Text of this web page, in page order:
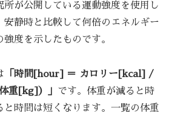
所が公開している運動強度を使用し
安静時と比較して何倍のエネルギー
度を示したものです。
「時間[hour] ＝ カロリー[kcal] /
重[kg]）」 です。体重が減ると時
と時間は短くなります。一覧の体重